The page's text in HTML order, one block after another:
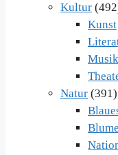
Kultur
Kunst
Musik
Natur (391)